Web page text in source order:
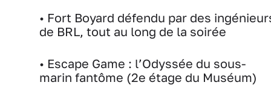
• Fort Boyard défendu par des
de BRL, tout au long de la soirée
• Escape Game : l’Odyssée du sous-
marin fantôme (2e étage du Muséum)